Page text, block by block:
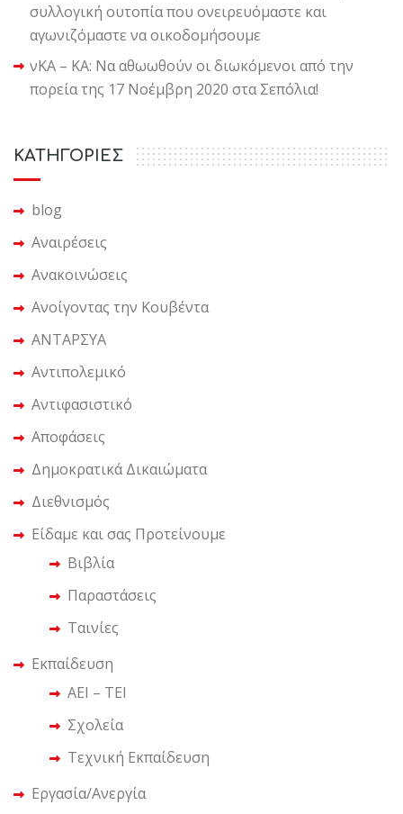
συλλογική ουτοπία που ονειρευόμαστε και
αγωνιζόμαστε να οικοδομήσουμε
νΚΑ – ΚΑ: Να αθωωθούν οι διωκόμενοι από την
πορεία της 17 Νοέμβρη 2020 στα Σεπόλια!
KΑΤΗΓΟΡΙΕΣ
blog
Αναιρέσεις
Ανακοινώσεις
Ανοίγοντας την Κουβέντα
ΑΝΤΑΡΣΥΑ
Αντιπολεμικό
Αντιφασιστικό
Αποφάσεις
Δημοκρατικά Δικαιώματα
Διεθνισμός
Είδαμε και σας Προτείνουμε
Βιβλία
Παραστάσεις
Ταινίες
Εκπαίδευση
ΑΕΙ – ΤΕΙ
Σχολεία
Τεχνική Εκπαίδευση
Εργασία/Ανεργία